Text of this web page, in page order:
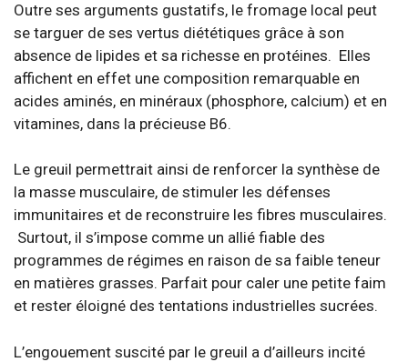
Outre ses arguments gustatifs, le fromage local peut
se targuer de ses vertus diététiques grâce à son
absence de lipides et sa richesse en protéines. Elles
affichent en effet une composition remarquable en
acides aminés, en minéraux (phosphore, calcium) et en
vitamines, dans la précieuse B6.
Le greuil permettrait ainsi de renforcer la synthèse de
la masse musculaire, de stimuler les défenses
immunitaires et de reconstruire les fibres musculaires.
Surtout, il s’impose comme un allié fiable des
programmes de régimes en raison de sa faible teneur
en matières grasses. Parfait pour caler une petite faim
et rester éloigné des tentations industrielles sucrées.
L’engouement suscité par le greuil a d’ailleurs incité